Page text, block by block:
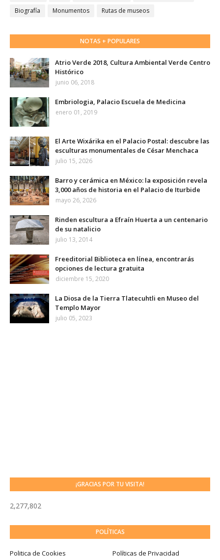
Biografía
Monumentos Rutas de museos
NOTAS + POPULARES
Atrio Verde 2018, Cultura Ambiental Verde Centro
Histórico
junio 06, 2018
Embriologia, Palacio Escuela de Medicina
enero 01, 2019
El Arte Wixárika en el Palacio Postal: descubre las
esculturas monumentales de César Menchaca
julio 15, 2026
Barro y cerámica en México: la exposición revela
3,000 años de historia en el Palacio de Iturbide
mayo 26, 2026
Rinden escultura a Efraín Huerta a un centenario
de su natalicio
julio 13, 2014
Freeditorial Biblioteca en línea, encontrarás
opciones de lectura gratuita
diciembre 15, 2020
La Diosa de la Tierra Tlatecuhtli en Museo del
Templo Mayor
julio 05, 2023
¡GRACIAS POR TU VISITA!
2,277,802
POLÍTICAS
Politica de Cookies
Políticas de Privacidad